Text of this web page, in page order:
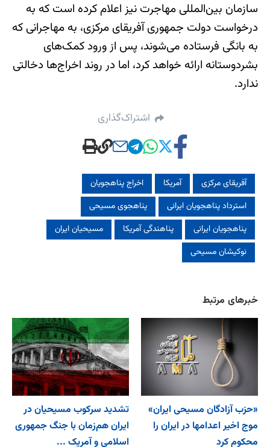
سازمان بین‌المللی مهاجرت نیز اعلام کرده است که به
درخواست دولت جمهوری آفریقای مرکزی، به مهاجرانی که
به بانگی فرستاده می‌شوند، پس از ورود کمک‌های
بشردوستانه ارائه خواهد کرد، اما در روند اخراج‌ها دخالتی
ندارد.
اشتراک‌گذاری
آفریقای مرکزی آمریکا
اخراج پناهجویان
استرداد پناهجویان ایرانی
پناهجوی مسیحی
پناهجویان ایرانی
پناهندگی آمریکا
مسیحیان ایران
نوکیشان مسیحی
خبرهای مرتبط
«حزب آزادگان مسیحی ایران»
موج اخیر اعدامها در ایران را
محکوم کرد
تشدید سرکوب مسیحیان در
ایران هم‌زمان با جنگ جمهوری
اسلامی و آمریک ...